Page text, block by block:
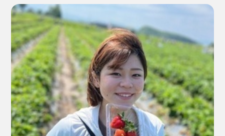
・プライバシーポリシー
・サイトマップ